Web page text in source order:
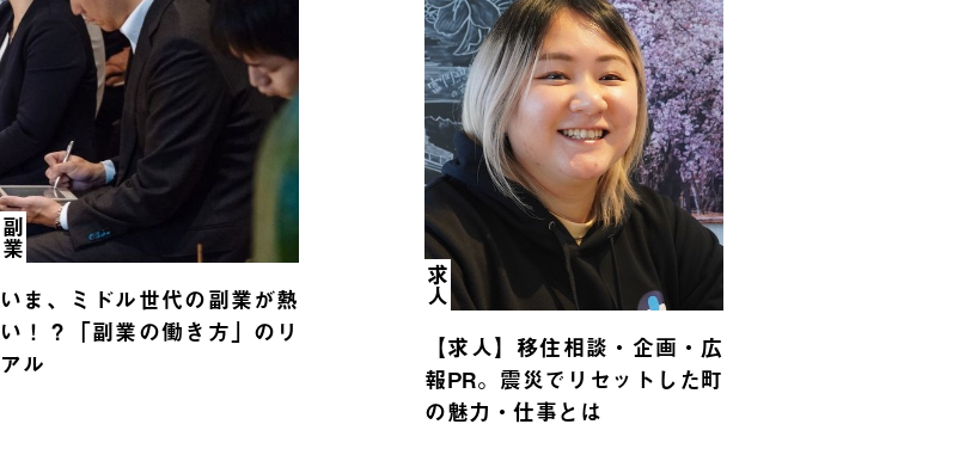
副業
いま、ミドル世代の副業が熱
い！？「副業の働き方」のリ
アル
求人
【求人】移住相談・企画・広
報PR。震災でリセットした町
の魅力・仕事とは